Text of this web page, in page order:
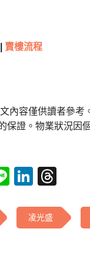
賣樓流程
內容僅供讀者參
保證。物業狀況因
Line
凌光盛